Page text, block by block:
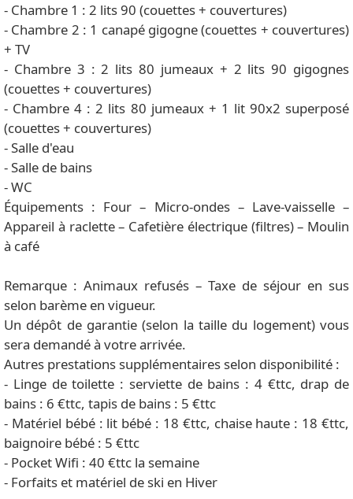
- Chambre 1 : 2 lits 90 (couettes + couvertures)
- Chambre 2 : 1 canapé gigogne (couettes + couvertures)
+ TV
- Chambre 3 : 2 lits 80 jumeaux + 2 lits 90 gigognes
(couettes + couvertures)
- Chambre 4 : 2 lits 80 jumeaux + 1 lit 90x2 superposé
(couettes + couvertures)
- Salle d'eau
- Salle de bains
- WC
Équipements : Four – Micro-ondes – Lave-vaisselle –
Appareil à raclette – Cafetière électrique (filtres) – Moulin
à café
Remarque : Animaux refusés – Taxe de séjour en sus
selon barème en vigueur.
Un dépôt de garantie (selon la taille du logement) vous
sera demandé à votre arrivée.
Autres prestations supplémentaires selon disponibilité :
- Linge de toilette : serviette de bains : 4 €ttc, drap de
bains : 6 €ttc, tapis de bains : 5 €ttc
- Matériel bébé : lit bébé : 18 €ttc, chaise haute : 18 €ttc,
baignoire bébé : 5 €ttc
- Pocket Wifi : 40 €ttc la semaine
- Forfaits et matériel de ski en Hiver